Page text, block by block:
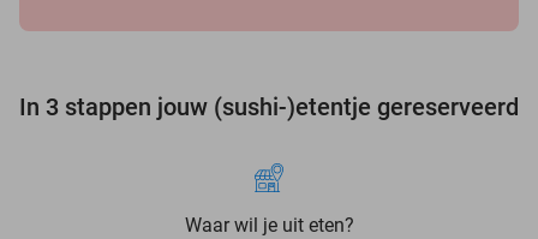
In 3 stappen jouw (sushi-)etentje gereserveerd
Waar wil je uit eten?